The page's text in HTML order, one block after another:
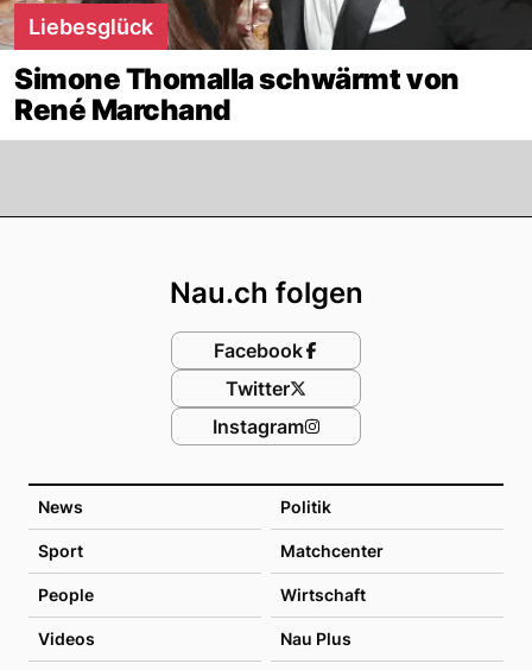
Liebesglück
Simone Thomalla schwärmt von
René Marchand
News Politik
Sport Matchcenter
People Wirtschaft
Videos Nau Plus
Nau.ch folgen
Facebook
Twitter
Instagram